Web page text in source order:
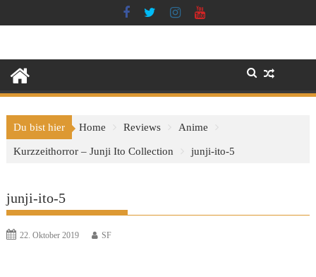
to
Du bist hier Home Reviews Anime
Kurzzeithorror – Junji Ito Collection junji-ito-5
junji-ito-5
22. Oktober 2019 SF